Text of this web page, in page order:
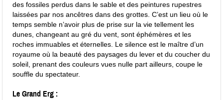
des fossiles perdus dans le sable et des peintures rupestres
laissées par nos ancêtres dans des grottes. C’est un lieu où le
temps semble n’avoir plus de prise sur la vie tellement les
dunes, changeant au gré du vent, sont éphémères et les
roches immuables et éternelles. Le silence est le maître d’un
royaume où la beauté des paysages du lever et du coucher du
soleil, prenant des couleurs vues nulle part ailleurs, coupe le
souffle du spectateur.
Le Grand Erg :